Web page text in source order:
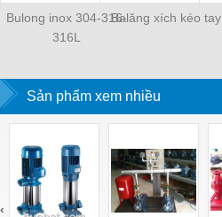
Bulong inox 304-316-
316L
Balăng xích kéo tay
Sản phẩm xem nhiều
‹